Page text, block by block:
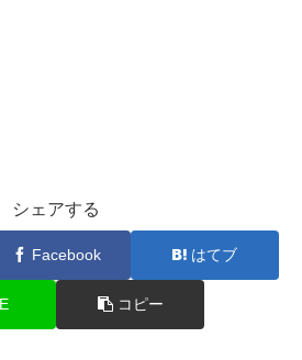
シェアする
Facebook はてブ
コピー